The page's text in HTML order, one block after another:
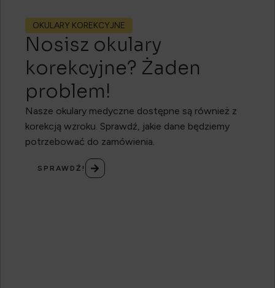
OKULARY KOREKCYJNE
Nosisz okulary
korekcyjne? Żaden
problem!
Nasze okulary medyczne dostępne są również z
korekcją wzroku. Sprawdź, jakie dane będziemy
potrzebować do zamówienia.
SPRAWDŹ!